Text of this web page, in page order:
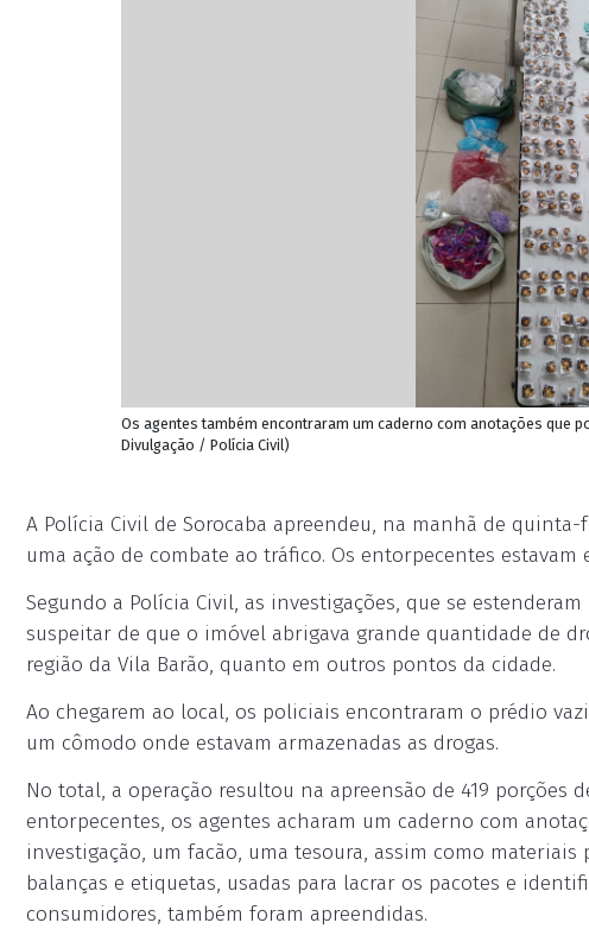
Os agentes também encontraram um caderno com anotações que
Divulgação / Polícia Civil)
A Polícia Civil de Sorocaba apreendeu, na manhã de
uma ação de combate ao tráfico. Os entorpecentes
Segundo a Polícia Civil, as investigações, que se
suspeitar de que o imóvel abrigava grande quantidade de
região da Vila Barão, quanto em outros pontos da cidade.
Ao chegarem ao local, os policiais encontraram o prédio
um cômodo onde estavam armazenadas as drogas.
No total, a operação resultou na apreensão de 419 porções
entorpecentes, os agentes acharam um caderno com
investigação, um facão, uma tesoura, assim como materiais
balanças e etiquetas, usadas para lacrar os pacotes e
consumidores, também foram apreendidas.